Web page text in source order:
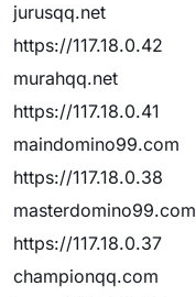
jurusqq.net
https://117.18.0.42
murahqq.net
https://117.18.0.41
maindomino99.com
https://117.18.0.38
masterdomino99.com
https://117.18.0.37
championqq.com